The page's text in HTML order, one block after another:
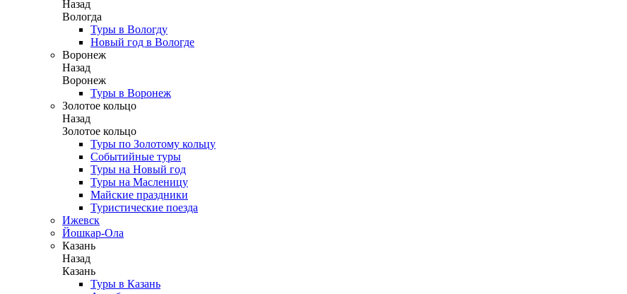
Назад
Вологда
Туры в Вологду
Новый год в Вологде
Воронеж
Назад
Воронеж
Туры в Воронеж
Золотое кольцо
Назад
Золотое кольцо
Туры по Золотому кольцу
Событийные туры
Туры на Новый год
Туры на Масленицу
Майские праздники
Туристические поезда
Ижевск
Йошкар-Ола
Казань
Назад
Казань
Туры в Казань